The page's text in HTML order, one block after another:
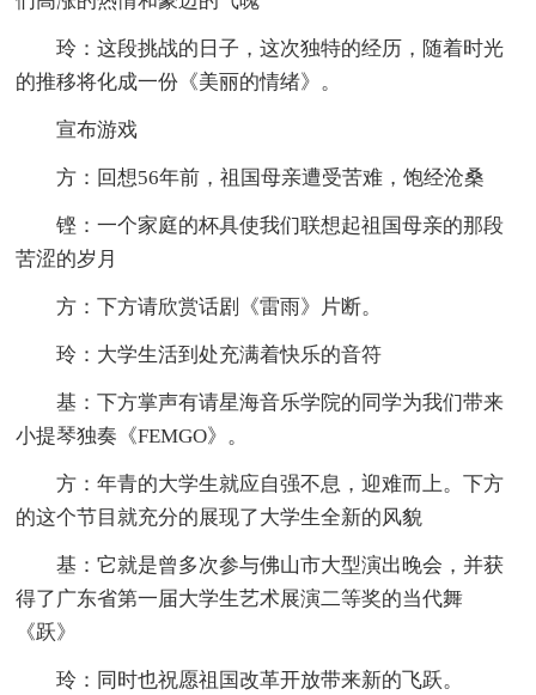
玲：这段挑战的日子，这次独特的经历，随着时光
的推移将化成一份《美丽的情绪》。
宣布游戏
方：回想56年前，祖国母亲遭受苦难，饱经沧桑
铿：一个家庭的杯具使我们联想起祖国母亲的那段
苦涩的岁月
方：下方请欣赏话剧《雷雨》片断。
玲：大学生活到处充满着快乐的音符
基：下方掌声有请星海音乐学院的同学为我们带来
小提琴独奏《FEMGO》。
方：年青的大学生就应自强不息，迎难而上。下方
的这个节目就充分的展现了大学生全新的风貌
基：它就是曾多次参与佛山市大型演出晚会，并获
得了广东省第一届大学生艺术展演二等奖的当代舞
《跃》
玲：同时也祝愿祖国改革开放带来新的飞跃。